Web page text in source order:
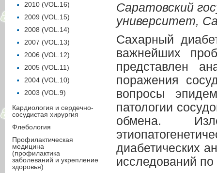
Саратовский
университет,
Сахарный
важнейших
представлен
поражения
вопросы
патологии
обмена.
диабетических
исследований
2010 (VOL.16)
2009 (VOL.15)
2008 (VOL.14)
2007 (VOL.13)
2006 (VOL.12)
2005 (VOL.11)
2004 (VOL.10)
2003 (VOL.9)
Кардиология и сердечно-
сосудистая хирургия
Флебология
Профилактическая
медицина
(профилактика
заболеваний и укрепление
здоровья)